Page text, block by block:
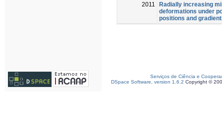
2011
Radially increasing
deformations under
positions and
Serviços de Ciência e
DSpace Software, version 1.6.2 Copyright ©